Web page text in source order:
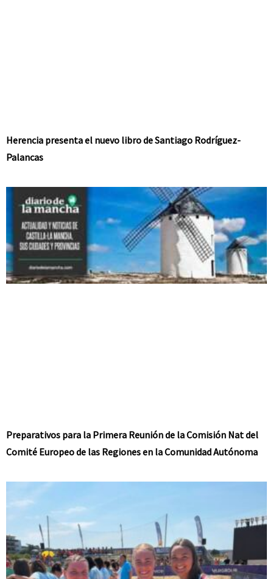
Herencia presenta el nuevo libro de Santiago Rodríguez-
Palancas
Preparativos para la Primera Reunión de la Comisión Nat del
Comité Europeo de las Regiones en la Comunidad Autónoma